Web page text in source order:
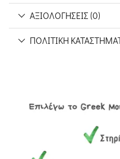
ΑΞΙΟΛΟΓΉΣΕΙΣ (0)
ΠΟΛΙΤΙΚΉ